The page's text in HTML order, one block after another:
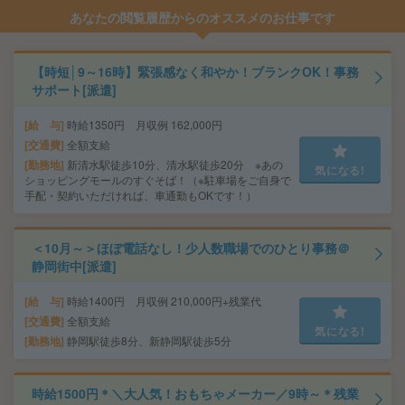
あなたの閲覧履歴からのオススメのお仕事です
【時短│9～16時】緊張感なく和やか！ブランクOK！事務
サポート[派遣]
給 与 時給1350円 月収例 162,000円
交通費 全額支給
勤務地 新清水駅徒歩10分、清水駅徒歩20分 ※あの
ショッピングモールのすぐそば！（※駐車場をご自身で
手配・契約いただければ、車通勤もOKです！）
気になる!
＜10月～＞ほぼ電話なし！少人数職場でのひとり事務＠
静岡街中[派遣]
給 与 時給1400円 月収例 210,000円+残業代
交通費 全額支給
勤務地 静岡駅徒歩8分、新静岡駅徒歩5分
気になる!
時給1500円＊＼大人気！おもちゃメーカー／9時～＊残業